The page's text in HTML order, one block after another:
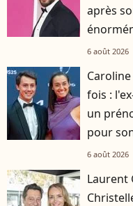
après
6 août 2026
fois :
un
pour
6 août 2026
Laurent